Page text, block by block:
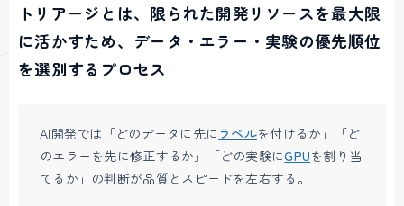
トリアージとは、限られた開発リソースを最大限
に活かすため、データ・エラー・実験の優先順位
を選別するプロセス
AI開発では「どのデータに先に ラベルを付けるか」「ど
のエラーを先に修正するか」「どの実験にGPUを割り当
てるか」の判断が品質とスピードを左右する。